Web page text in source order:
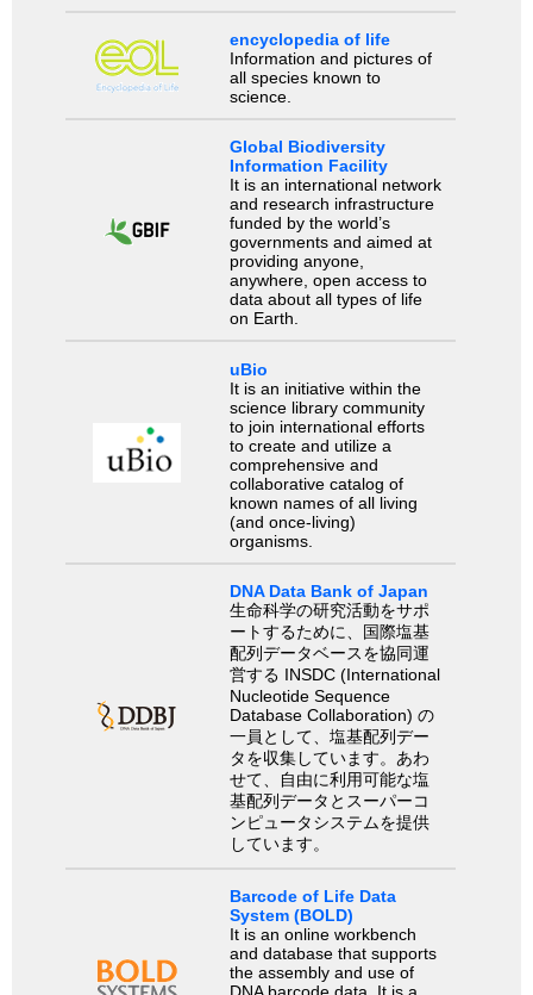
encyclopedia of life
Information and pictures of
all species known to
science.
Global Biodiversity
Information Facility
It is an international network
and research infrastructure
funded by the world’s
governments and aimed at
providing anyone,
anywhere, open access to
data about all types of life
on Earth.
uBio
It is an initiative within the
science library community
to join international efforts
to create and utilize a
comprehensive and
collaborative catalog of
known names of all living
(and once-living)
organisms.
DNA Data Bank of Japan
生命科学の研究活動をサポ
ートするために、国際塩基
配列データベースを協同運
営する INSDC (International
Nucleotide Sequence
Database Collaboration) の
一員として、塩基配列デー
タを収集しています。あわ
せて、自由に利用可能な塩
基配列データとスーパーコ
ンピュータシステムを提供
しています。
Barcode of Life Data
System (BOLD)
It is an online workbench
and database that supports
the assembly and use of